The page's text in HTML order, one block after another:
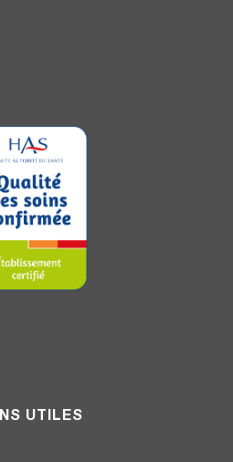
UTILES